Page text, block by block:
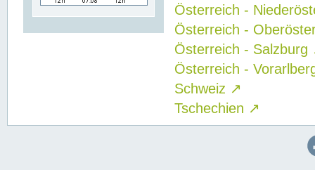
Österreich -
Österreich -
Österreich - Salzburg
Österreich -
Schweiz ↗
Tschechien ↗